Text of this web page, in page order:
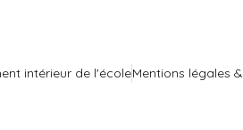
intérieur de l'écoleMentions légales